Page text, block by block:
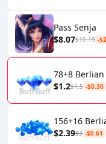
Pass Senja
$8.07$10.19 -
78+8 Berlian
$1.2$1.5 -$0.30
156+16
$2.39$3 -$0.61